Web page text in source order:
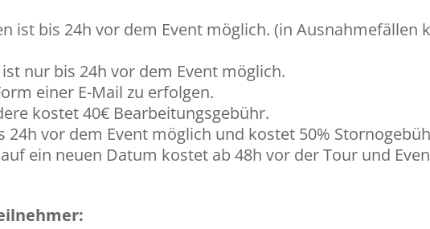
ist bis 24h vor dem Event möglich. (in Ausnahmefällen
nur bis 24h vor dem Event möglich.
einer E-Mail zu erfolgen.
kostet 40€ Bearbeitungsgebühr.
vor dem Event möglich und kostet 50%
ein neuen Datum kostet ab 48h vor der Tour und